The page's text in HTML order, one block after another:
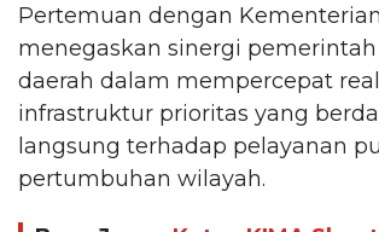
Pertemuan dengan
menegaskan sinergi
daerah dalam mempercepat
infrastruktur prioritas yang
langsung terhadap pelayanan
pertumbuhan wilayah.